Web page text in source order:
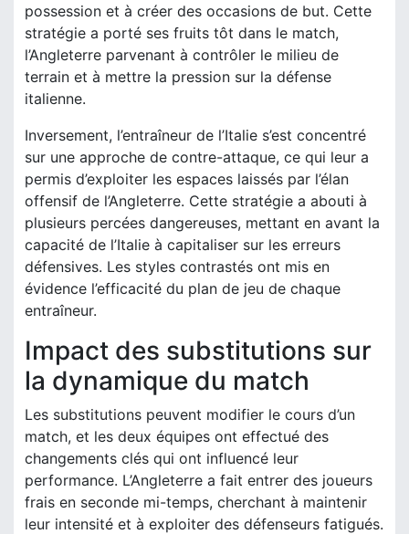
possession et à créer des occasions de but. Cette
stratégie a porté ses fruits tôt dans le match,
l’Angleterre parvenant à contrôler le milieu de
terrain et à mettre la pression sur la défense
italienne.
Inversement, l’entraîneur de l’Italie s’est concentré
sur une approche de contre-attaque, ce qui leur a
permis d’exploiter les espaces laissés par l’élan
offensif de l’Angleterre. Cette stratégie a abouti à
plusieurs percées dangereuses, mettant en avant la
capacité de l’Italie à capitaliser sur les erreurs
défensives. Les styles contrastés ont mis en
évidence l’efficacité du plan de jeu de chaque
entraîneur.
Impact des substitutions sur
la dynamique du match
Les substitutions peuvent modifier le cours d’un
match, et les deux équipes ont effectué des
changements clés qui ont influencé leur
performance. L’Angleterre a fait entrer des joueurs
frais en seconde mi-temps, cherchant à maintenir
leur intensité et à exploiter des défenseurs fatigués.